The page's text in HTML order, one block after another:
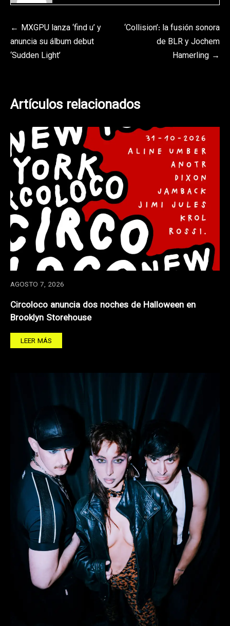
Navegación
de
MXGPU lanza ‘find u’ y
anuncia su álbum debut
‘Sudden Light’
‘Collision’: la fusión sonora
de BLR y Jochem
Hamerling
Artículos relacionados
AGOSTO 7, 2026
Circoloco anuncia dos noches de Halloween en
Brooklyn Storehouse
LEER MÁS